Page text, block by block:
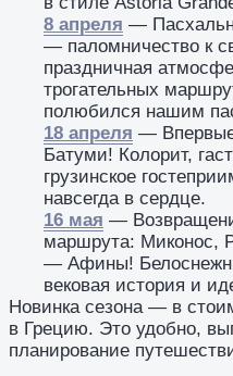
8 апреля —
— паломничество к
праздничная
трогательных
полюбился нашим
18 апреля —
Батуми! Колорит,
грузинское
навсегда в сердце.
16 мая —
маршрута: Миконос,
— Афины!
вековая история и
Новинка сезона — в
в Грецию. Это удобно,
планирование